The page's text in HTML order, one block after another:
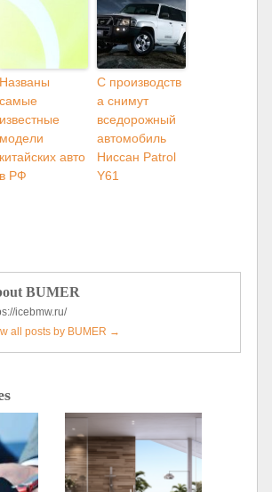
Названы
самые
известные
модели
китайских авто
в РФ
С производств
а снимут
вседорожный
автомобиль
Ниссан Patrol
Y61
BUMER
icebmw.ru/
all posts by BUMER →